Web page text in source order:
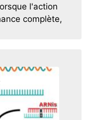
l'action
complète,